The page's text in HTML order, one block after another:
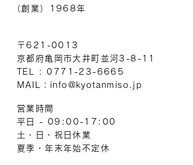
（創業）1968年
〒621-0013
京都府亀岡市大井町並河3-8-11
TEL : 0771-23-6665
MAIL： info@kyotanmiso.jp
営業時間
平日 - 09:00-17:00
土・日・祝日休業
夏季・年末年始不定休